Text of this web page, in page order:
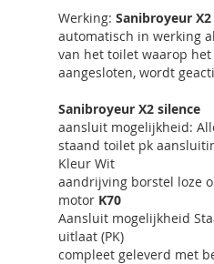
Werking: Sanibroyeur
automatisch in werking
van het toilet waarop het
aangesloten, wordt
Sanibroyeur X2 silence
aansluit mogelijkheid:
staand toilet pk
Kleur Wit
aandrijving borstel loze
motor K70
Aansluit mogelijkheid
uitlaat (PK)
compleet geleverd met